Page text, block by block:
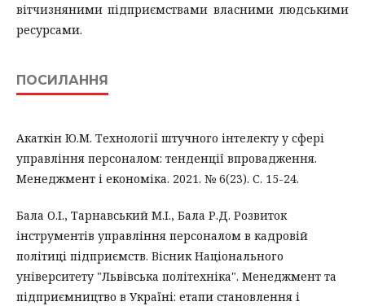
вітчизняними підприємствами власними людськими
ресурсами.
ПОСИЛАННЯ
Акаткін Ю.М. Технології штучного інтелекту у сфері
управління персоналом: тенденції впровадження.
Менеджмент і економіка. 2021. № 6(23). С. 15-24.
Бала О.І., Тарнавський М.І., Бала Р.Д. Розвиток
інструментів управління персоналом в кадровій
політиці підприємств. Вісник Національного
університету "Львівська політехніка". Менеджмент та
підприємництво в Україні: етапи становлення і